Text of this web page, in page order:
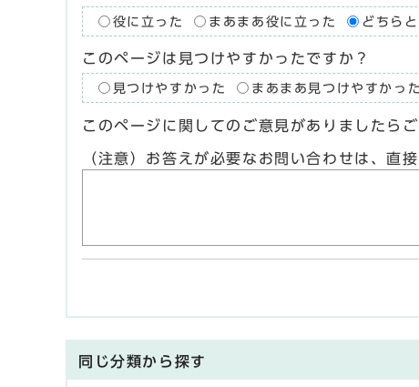
役に立った まあまあ役に立った どちら
このページは見つけやすかったですか？
見つけやすかった まあまあ見つけやすかった
このページに関してのご意見がありましたらご
（注意）お答えが必要なお問い合わせは、直
同じ分類から探す